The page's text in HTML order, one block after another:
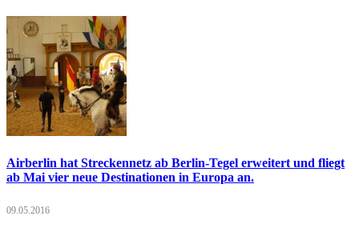
Airberlin hat Streckennetz ab Berlin-Tegel erweitert und fliegt
ab Mai vier neue Destinationen in Europa an.
09.05.2016